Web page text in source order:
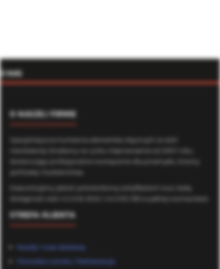
O NAS
O NASZEJ FIRMIE
Specjalistyczna hurtownia elementów złącznych ze stali
nierdzewnej. Działamy na rynku nieprzerwanie od 2007 roku,
dostarczając profesjonalne rozwiązania dla przemysłu, branży
jachtowej i budownictwa.
Gwarantujemy jakość potwierdzoną certyfikatami oraz stałą
dostępność stali A2 (AISI 304) i A4 (AISI 316) w pełnej rozmiarówce.
STREFA KLIENTA
Koszty i czas dostawy
Formularz zwrotu / Reklamacje